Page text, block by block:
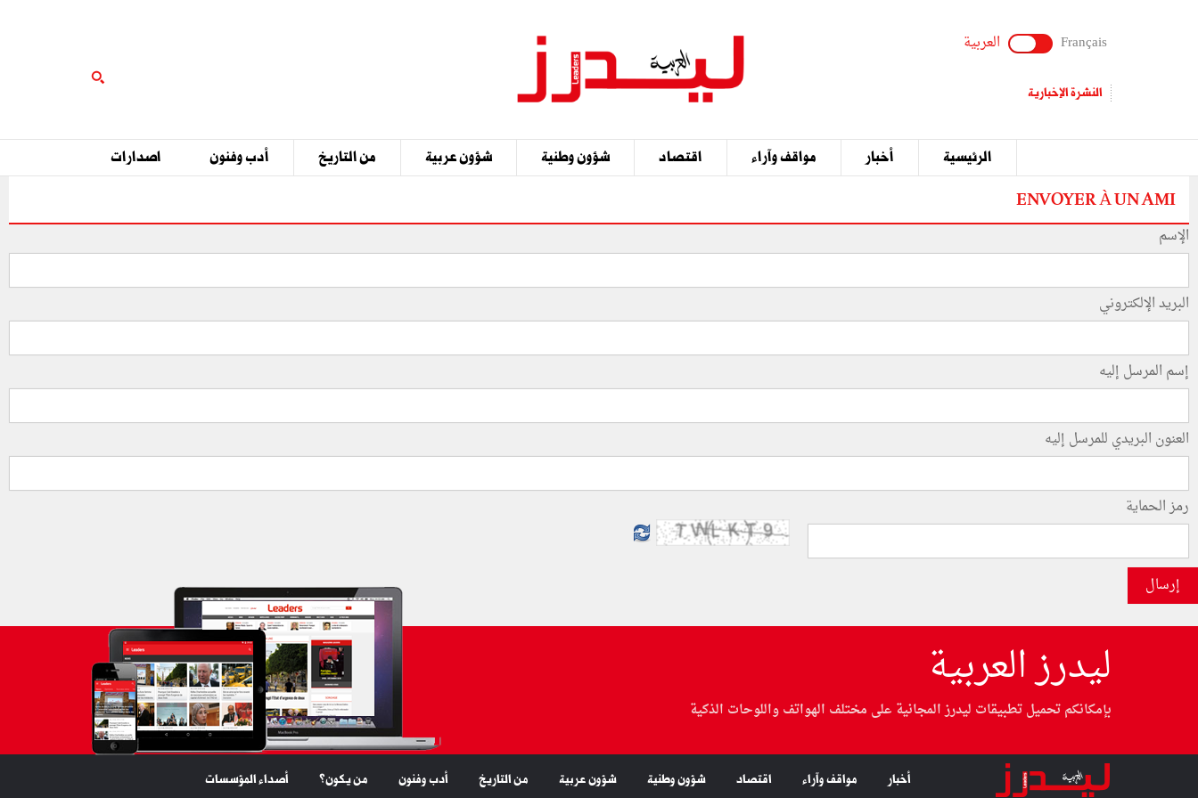
Français العربية
النشرة الإخبارية
الرئيسية أخبار مواقف وآراء اقتصاد شؤون وطنية شؤون عربية من التاريخ أدب وفنون اصدارات
ENVOYER À UN AMI
الإسم
البريد الإلكتروني
إسم المرسل إليه
العنون البريدي للمرسل إليه
رمز الحماية
إرسال
ليدرز العربية
بإمكانكم تحميل تطبيقات ليدرز المجانية على مختلف الهواتف واللوحات الذكية
أخبار مواقف وآراء اقتصاد شؤون وطنية شؤون عربية من التاريخ أدب وفنون من يكون؟ أصداء المؤسسات